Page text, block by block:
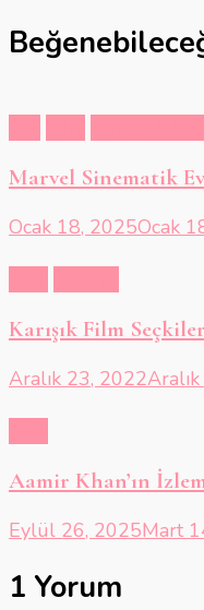
Marvel Sinematik
Ocak 18, 2025Ocak
Karışık Film
Aralık 23, 2022
Aamir Khan’ın
Eylül 26, 2025Mart
1 Yorum